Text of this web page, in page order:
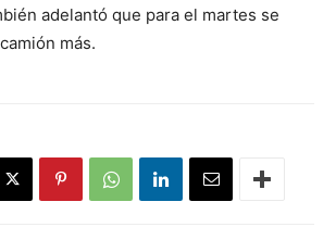
adelantó que para el martes se
más.